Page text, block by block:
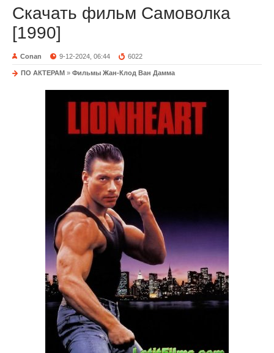
Скачать фильм Самоволка
[1990]
Conan 9-12-2024, 06:44 6022
ПО АКТЕРАМ » Фильмы Жан-Клод Ван Дамма